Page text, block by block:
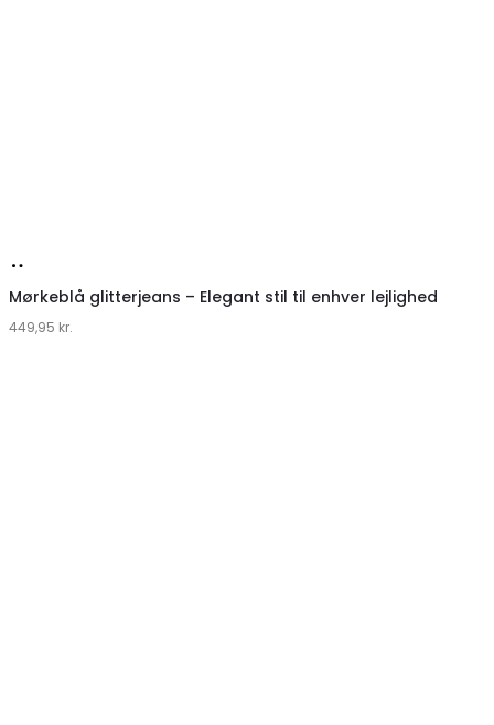
hos
Klædeskabet.dk
Mørkeblå glitterjeans – Elegant stil til enhver lejlighed
449,95 kr.